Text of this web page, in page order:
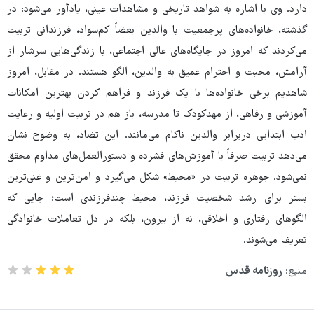
دارد. وی با اشاره به شواهد تاریخی و مشاهدات عینی، یادآور می‌شود: در
گذشته، خانواده‌های پرجمعیت با والدین بعضاً کم‌سواد، فرزندانی تربیت
می‌کردند که امروز در جایگاه‌های عالی اجتماعی، با زندگی‌هایی سرشار از
آرامش، محبت و احترام عمیق به والدین، الگو هستند. در مقابل، امروز
شاهدیم برخی خانواده‌ها با یک فرزند و فراهم کردن بهترین امکانات
آموزشی و رفاهی، از مهدکودک تا مدرسه، باز هم در تربیت اولیه و رعایت
ادب ابتدایی دربرابر والدین ناکام می‌مانند. این تضاد، به وضوح نشان
می‌دهد تربیت صرفاً با آموزش‌های فشرده و دستورالعمل‌های مداوم محقق
نمی‌شود. جوهره تربیت در «محیط» شکل می‌گیرد و امن‌ترین و غنی‌ترین
بستر برای رشد شخصیت فرزند، محیط چندفرزندی است؛ جایی که
الگوهای رفتاری و اخلاقی، نه از بیرون، بلکه در دل تعاملات خانوادگی
تعریف می‌شوند.
منبع: روزنامه قدس